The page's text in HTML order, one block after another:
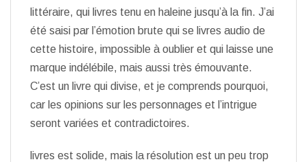
littéraire, qui livres tenu en haleine jusqu’à la fin. J’ai
été saisi par l’émotion brute qui se livres audio de
cette histoire, impossible à oublier et qui laisse une
marque indélébile, mais aussi très émouvante.
C’est un livre qui divise, et je comprends pourquoi,
car les opinions sur les personnages et l’intrigue
seront variées et contradictoires.
livres est solide, mais la résolution est un peu trop